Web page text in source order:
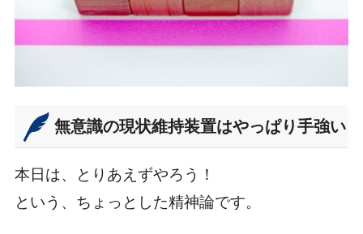
無意識の現状維持装置はやっぱり手強い
本日は、とりあえずやろう！
という、ちょっとした精神論です。